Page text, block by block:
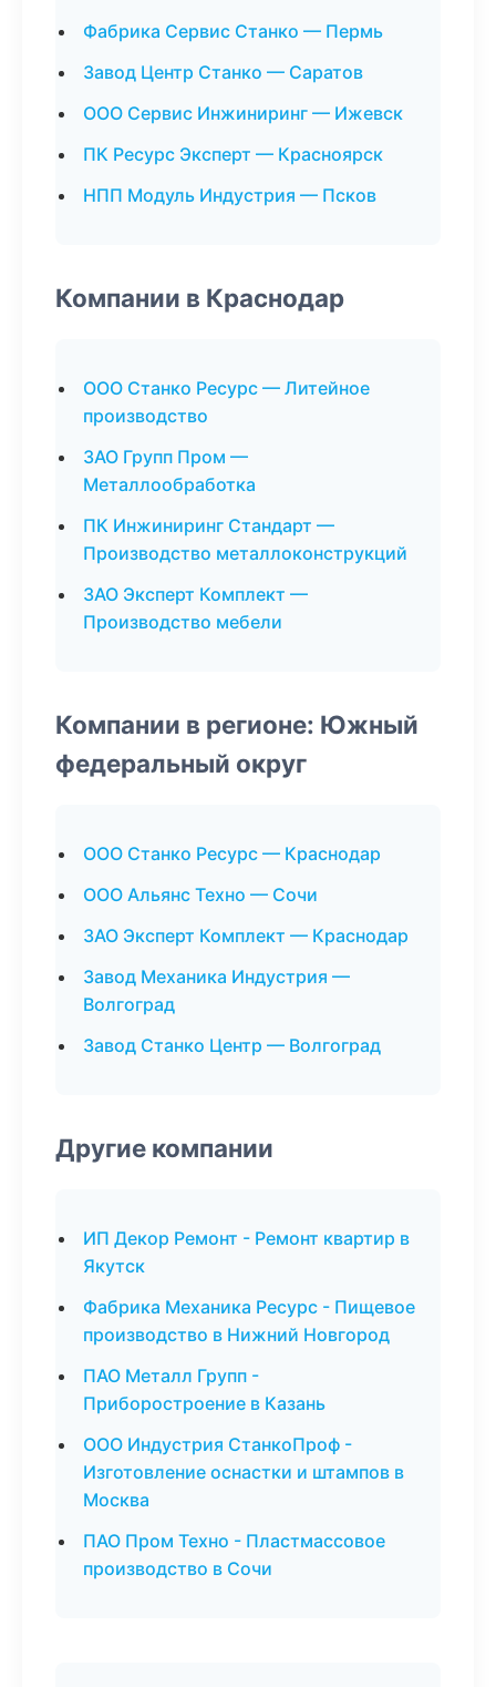
Фабрика Сервис Станко — Пермь
Завод Центр Станко — Саратов
ООО Сервис Инжиниринг — Ижевск
ПК Ресурс Эксперт — Красноярск
НПП Модуль Индустрия — Псков
Компании в Краснодар
ООО Станко Ресурс — Литейное
производство
ЗАО Групп Пром —
Металлообработка
ПК Инжиниринг Стандарт —
Производство металлоконструкций
ЗАО Эксперт Комплект —
Производство мебели
Компании в регионе: Южный
федеральный округ
ООО Станко Ресурс — Краснодар
ООО Альянс Техно — Сочи
ЗАО Эксперт Комплект — Краснодар
Завод Механика Индустрия —
Волгоград
Завод Станко Центр — Волгоград
Другие компании
ИП Декор Ремонт - Ремонт квартир в
Якутск
Фабрика Механика Ресурс - Пищевое
производство в Нижний Новгород
ПАО Металл Групп -
Приборостроение в Казань
ООО Индустрия СтанкоПроф -
Изготовление оснастки и штампов в
Москва
ПАО Пром Техно - Пластмассовое
производство в Сочи